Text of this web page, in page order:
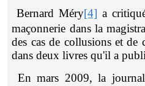
Bernard Méry[4] a
maçonnerie dans la
des cas de collusions et
dans deux livres qu'il a
En mars 2009, la